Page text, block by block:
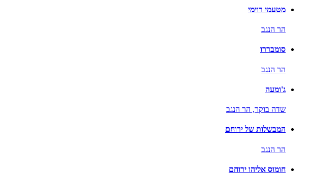
מטעמי רוימי
הר הנגב
סומבררו
הר הנגב
ג'ומעה
שדה בוקר, הר הנגב
המבשלות של ירוחם
הר הנגב
חומוס אליהו ירוחם